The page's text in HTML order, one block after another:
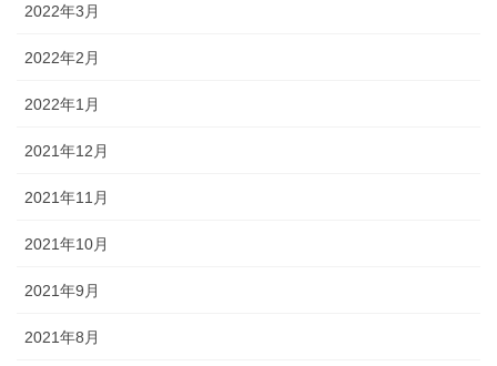
2022年3月
2022年2月
2022年1月
2021年12月
2021年11月
2021年10月
2021年9月
2021年8月